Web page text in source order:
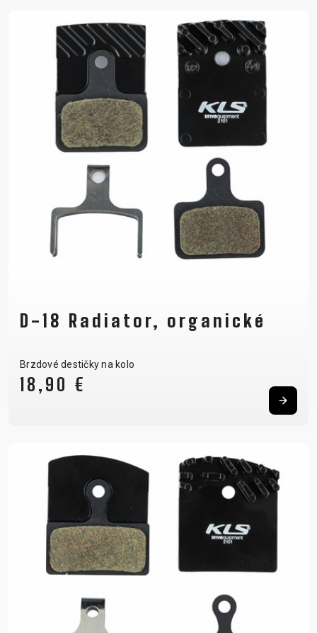
D-18 Radiator, organické
Brzdové destičky na kolo
18,90 €